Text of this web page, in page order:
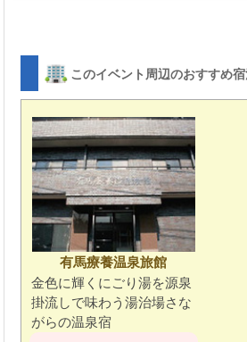
このイベント周辺のおすすめ
有馬療養温泉旅館
金色に輝くにごり湯を源泉
掛流しで味わう湯治場さな
がらの温泉宿